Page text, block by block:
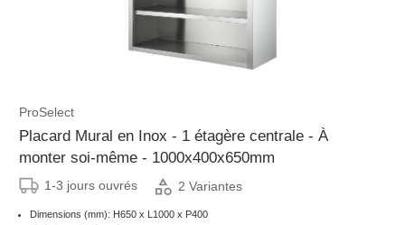
ProSelect
Placard Mural en Inox - 1 étagère centrale - À
monter soi-même - 1000x400x650mm
1-3 jours ouvrés 2 Variantes
Dimensions (mm): H650 x L1000 x P400